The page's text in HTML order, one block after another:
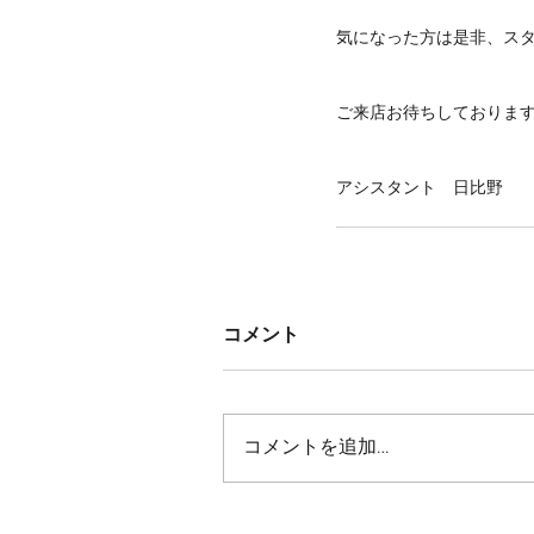
気になった方は是非、ス
ご来店お待ちしております
アシスタント　日比野
コメント
コメントを追加…